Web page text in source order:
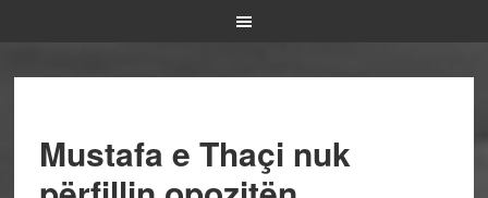
Mustafa e Thaçi nuk